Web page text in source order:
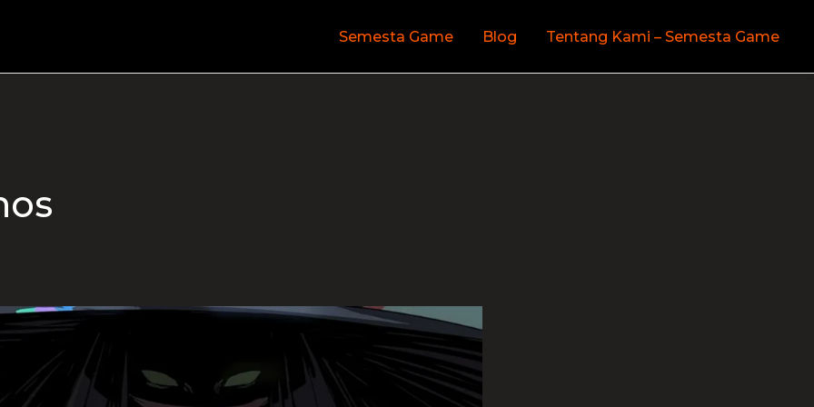
Semesta Game Blog Tentang Kami – Semesta Game